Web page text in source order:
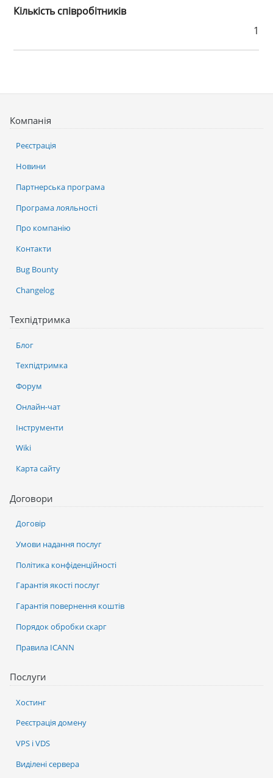
Кількість співробітників
1
Послуги
Хостинг
Реєстрація домену
VPS і VDS
Виділені сервера
Компанія
Реєстрація
Новини
Партнерська програма
Програма лояльності
Про компанію
Контакти
Bug Bounty
Changelog
Техпідтримка
Блог
Техпідтримка
Форум
Онлайн-чат
Інструменти
Wiki
Карта сайту
Договори
Договір
Умови надання послуг
Політика конфіденційності
Гарантія якості послуг
Гарантія повернення коштів
Порядок обробки скарг
Правила ICANN